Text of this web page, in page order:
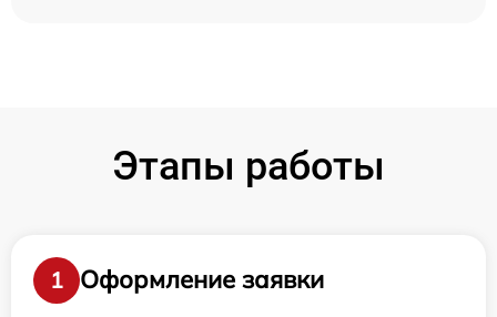
Этапы работы
1
Оформление заявки